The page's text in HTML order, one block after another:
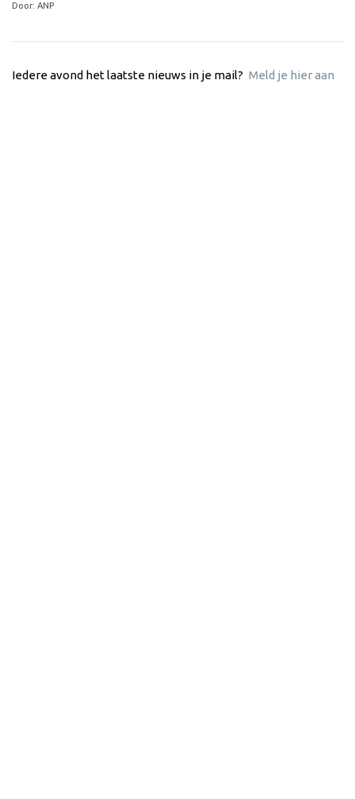
Door: ANP
Iedere avond het laatste nieuws in je mail? Meld je hier aan